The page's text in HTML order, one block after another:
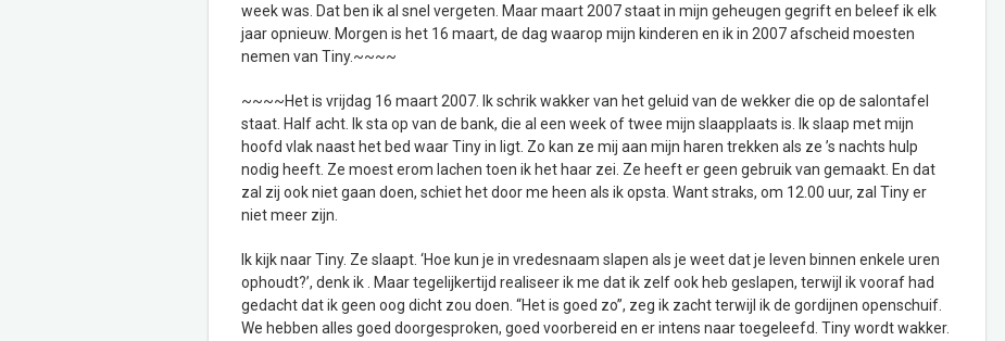
week was. Dat ben ik al snel vergeten. Maar maart 2007 staat in mijn geheugen gegrift en beleef ik elk
jaar opnieuw. Morgen is het 16 maart, de dag waarop mijn kinderen en ik in 2007 afscheid moesten
nemen van Tiny.~~~~
~~~~Het is vrijdag 16 maart 2007. Ik schrik wakker van het geluid van de wekker die op de salontafel
staat. Half acht. Ik sta op van de bank, die al een week of twee mijn slaapplaats is. Ik slaap met mijn
hoofd vlak naast het bed waar Tiny in ligt. Zo kan ze mij aan mijn haren trekken als ze ’s nachts hulp
nodig heeft. Ze moest erom lachen toen ik het haar zei. Ze heeft er geen gebruik van gemaakt. En dat
zal zij ook niet gaan doen, schiet het door me heen als ik opsta. Want straks, om 12.00 uur, zal Tiny er
niet meer zijn.
Ik kijk naar Tiny. Ze slaapt. ‘Hoe kun je in vredesnaam slapen als je weet dat je leven binnen enkele uren
ophoudt?’, denk ik . Maar tegelijkertijd realiseer ik me dat ik zelf ook heb geslapen, terwijl ik vooraf had
gedacht dat ik geen oog dicht zou doen. “Het is goed zo”, zeg ik zacht terwijl ik de gordijnen openschuif.
We hebben alles goed doorgesproken, goed voorbereid en er intens naar toegeleefd. Tiny wordt wakker.